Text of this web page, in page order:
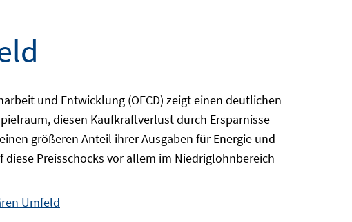
und Entwicklung (OECD) zeigt einen deutlichen
diesen Kaufkraftverlust durch Ersparnisse
größeren Anteil ihrer Ausgaben für Energie und
Preisschocks vor allem im Niedriglohnbereich
Umfeld